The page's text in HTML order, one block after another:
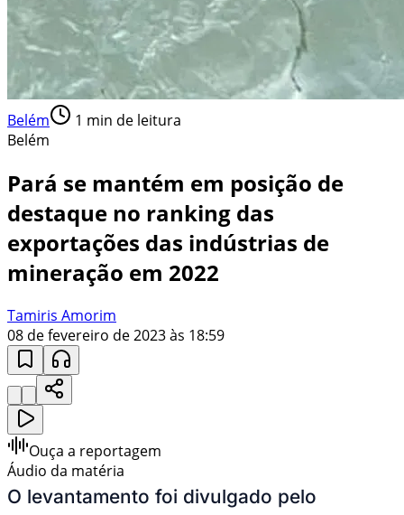
Belém 1 min de leitura
Belém
Pará se mantém em posição de
destaque no ranking das
exportações das indústrias de
mineração em 2022
Tamiris Amorim
08 de fevereiro de 2023 às 18:59
Ouça a reportagem
Áudio da matéria
O levantamento foi divulgado pelo